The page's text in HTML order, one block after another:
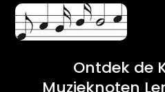
Ontdek de
Muzieknoten